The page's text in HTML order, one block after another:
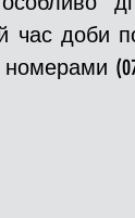
час доби